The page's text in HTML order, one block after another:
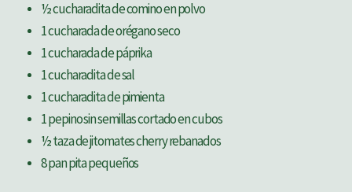
½ cucharadita de comino en polvo
1 cucharada de orégano seco
1 cucharada de páprika
1 cucharadita de sal
1 cucharadita de pimienta
1 pepino sin semillas cortado en cubos
½ taza de jitomates cherry rebanados
8 pan pita pequeños